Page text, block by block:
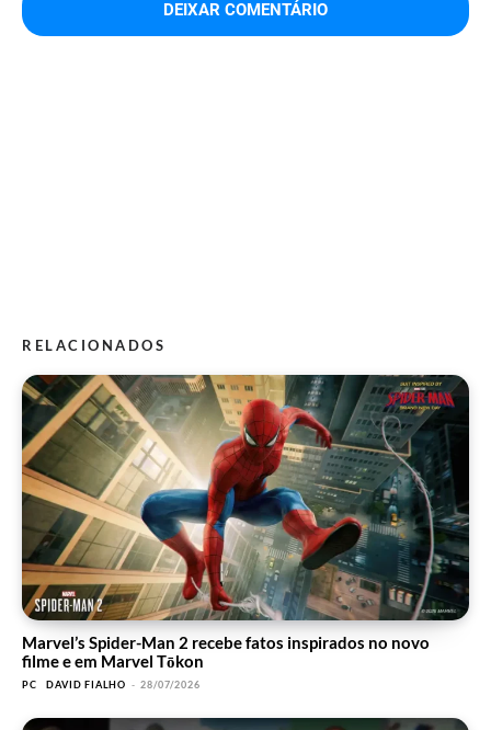
RELACIONADOS
Marvel’s Spider-Man 2 recebe fatos inspirados no novo
filme e em Marvel Tōkon
PC DAVID FIALHO - 28/07/2026